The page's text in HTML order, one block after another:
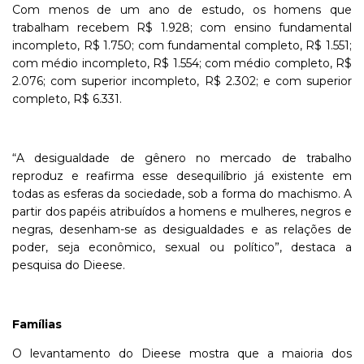
Com menos de um ano de estudo, os homens que
trabalham recebem R$ 1.928; com ensino fundamental
incompleto, R$ 1.750; com fundamental completo, R$ 1.551;
com médio incompleto, R$ 1.554; com médio completo, R$
2.076; com superior incompleto, R$ 2.302; e com superior
completo, R$ 6.331.
“A desigualdade de gênero no mercado de trabalho
reproduz e reafirma esse desequilíbrio já existente em
todas as esferas da sociedade, sob a forma do machismo. A
partir dos papéis atribuídos a homens e mulheres, negros e
negras, desenham-se as desigualdades e as relações de
poder, seja econômico, sexual ou político”, destaca a
pesquisa do Dieese.
Famílias
O levantamento do Dieese mostra que a maioria dos